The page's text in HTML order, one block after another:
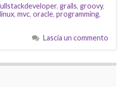
, grails, groovy,
linux, mvc, oracle, programming,
Lascia un commento